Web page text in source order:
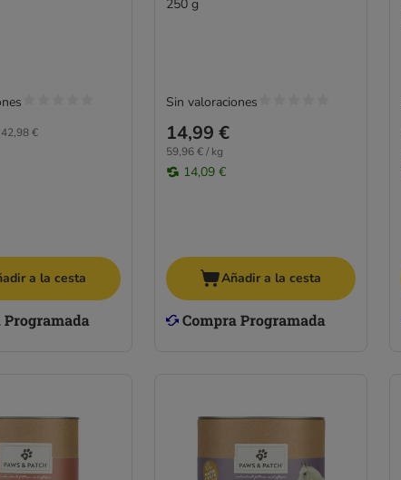
42,98 €
a la cesta
250 g
14,99 €
59,96 € / kg
14,09 €
Sin valoraciones
Añadir a la cesta